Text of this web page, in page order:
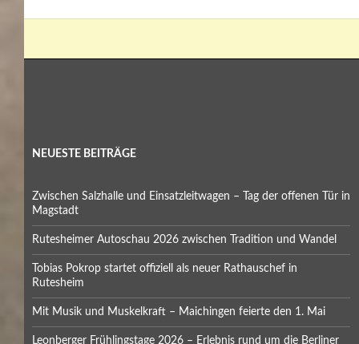
NEUESTE BEITRÄGE
Zwischen Salzhalle und Einsatzleitwagen – Tag der offenen Tür in
Magstadt
Rutesheimer Autoschau 2026 zwischen Tradition und Wandel
Tobias Pokrop startet offiziell als neuer Rathauschef in
Rutesheim
Mit Musik und Muskelkraft – Maichingen feierte den 1. Mai
Leonberger Frühlingstage 2026 – Erlebnis rund um die Berliner